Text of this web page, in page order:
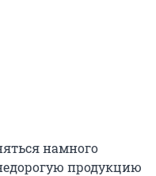
намного
продукцию